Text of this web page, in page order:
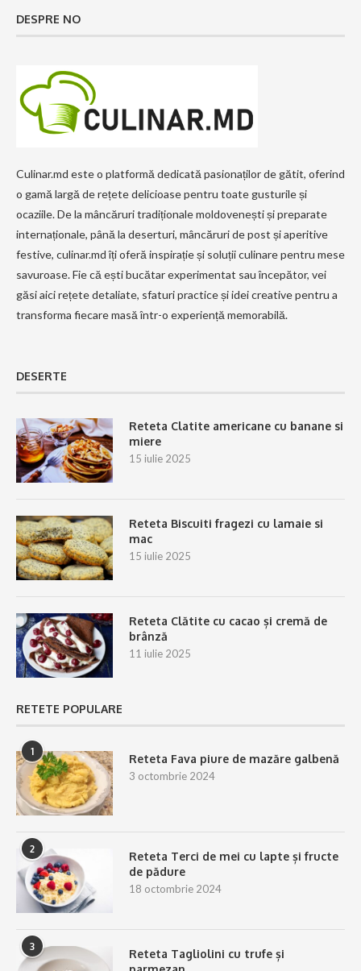
DESPRE NO
Culinar.md este o platformă dedicată pasionaților de gătit, oferind
o gamă largă de rețete delicioase pentru toate gusturile și
ocaziile. De la mâncăruri tradiționale moldovenești și preparate
internaționale, până la deserturi, mâncăruri de post și aperitive
festive, culinar.md îți oferă inspirație și soluții culinare pentru mese
savuroase. Fie că ești bucătar experimentat sau începător, vei
găsi aici rețete detaliate, sfaturi practice și idei creative pentru a
transforma fiecare masă într-o experiență memorabilă.
DESERTE
Reteta Clatite americane cu banane si
miere
15 iulie 2025
Reteta Biscuiti fragezi cu lamaie si
mac
15 iulie 2025
Reteta Clătite cu cacao și cremă de
brânză
11 iulie 2025
RETETE POPULARE
1
Reteta Fava piure de mazăre galbenă
3 octombrie 2024
2
Reteta Terci de mei cu lapte și fructe
de pădure
18 octombrie 2024
3
Reteta Tagliolini cu trufe și